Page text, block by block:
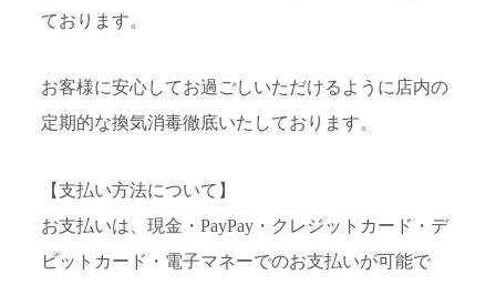
ております。
お客様に安心してお過ごしいただけるように店内の
定期的な換気消毒徹底いたしております。
【支払い方法について】
お支払いは、現金・PayPay・クレジットカード・デ
ビットカード・電子マネーでのお支払いが可能で